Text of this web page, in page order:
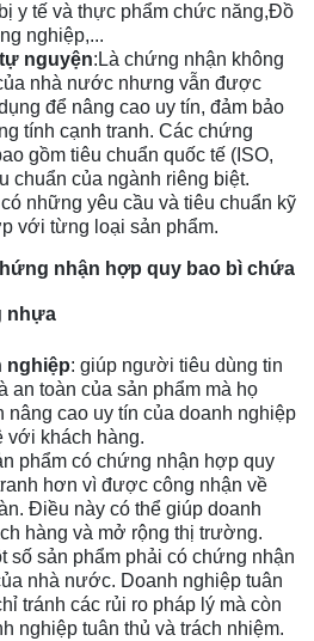
y tế và thực phẩm chức năng,Đồ
nghiệp,...
nguyện:Là chứng nhận không
nhà nước nhưng vẫn được
để nâng cao uy tín, đảm bảo
tính cạnh tranh. Các chứng
gồm tiêu chuẩn quốc tế (ISO,
chuẩn của ngành riêng biệt.
những yêu cầu và tiêu chuẩn kỹ
với từng loại sản phẩm.
nhận hợp quy bao bì chứa
nhựa
nghiệp: giúp người tiêu dùng tin
toàn của sản phẩm mà họ
nâng cao uy tín của doanh nghiệp
với khách hàng.
phẩm có chứng nhận hợp quy
hơn vì được công nhận về
Điều này có thể giúp doanh
hàng và mở rộng thị trường.
số sản phẩm phải có chứng nhận
nhà nước. Doanh nghiệp tuân
tránh các rủi ro pháp lý mà còn
nghiệp tuân thủ và trách nhiệm.